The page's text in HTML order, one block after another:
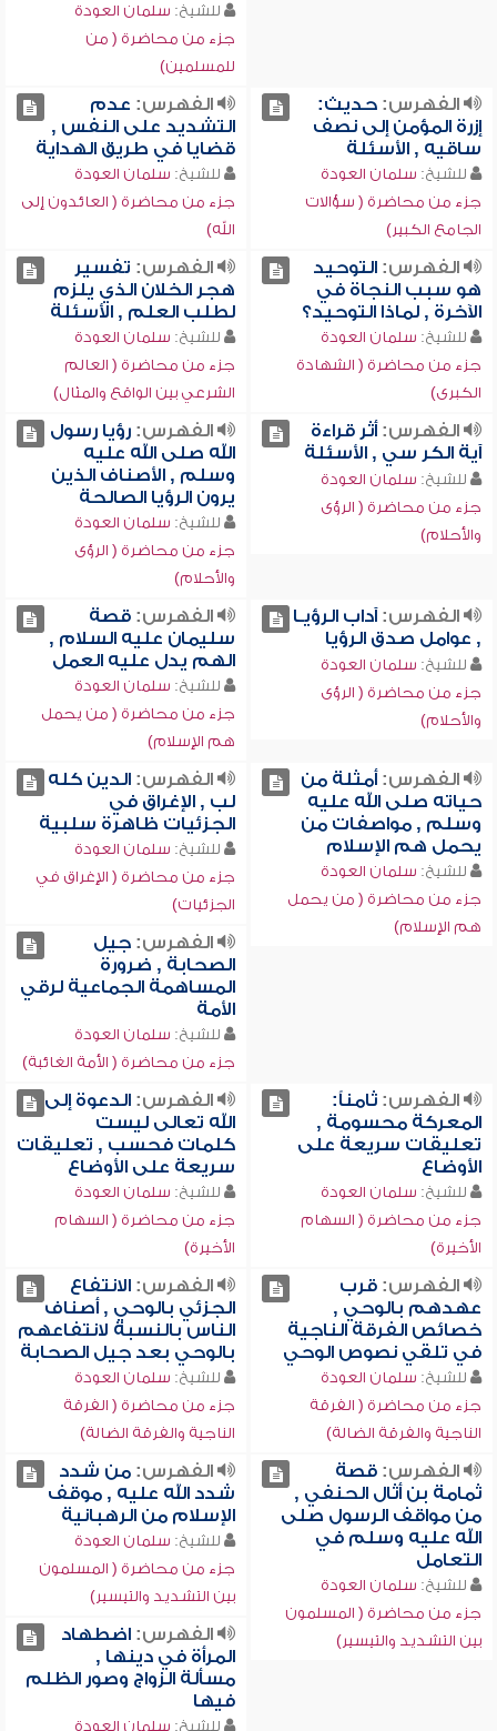
للشيخ: سلمان العودة
جزء من محاضرة ( من
للمسلمين)
الفهرس:حديث:
إزرة المؤمن إلى نصف
ساقيه , الأسئلة
للشيخ: سلمان العودة
جزء من محاضرة ( سؤالات
الجامع الكبير)
الفهرس: عدم
التشديد على النفس ,
قضايا في طريق الهداية
للشيخ: سلمان العودة
جزء من محاضرة ( العائدون إلى
الله)
الفهرس:التوحيد
هو سبب النجاة في
الآخرة , لماذا التوحيد؟
للشيخ: سلمان العودة
جزء من محاضرة ( الشهادة
الكبرى)
الفهرس: تفسير
هجر الخلان الذي يلزم
لطلب العلم , الأسئلة
للشيخ: سلمان العودة
جزء من محاضرة ( العالم
الشرعي بين الواقع والمثال)
الفهرس:أثر قراءة
آية الكر سي , الأسئلة
للشيخ: سلمان العودة
جزء من محاضرة ( الرؤى
والأحلام)
الفهرس:رؤيا رسول
الله صلى الله عليه
وسلم , الأصناف الذين
يرون الرؤيا الصالحة
للشيخ: سلمان العودة
جزء من محاضرة ( الرؤى
والأحلام)
الفهرس:آداب الرؤيـا
, عوامل صدق الرؤيا
للشيخ: سلمان العودة
جزء من محاضرة ( الرؤى
والأحلام)
الفهرس:قصة
سليمان عليه السلام ,
الهم يدل عليه العمل
للشيخ: سلمان العودة
جزء من محاضرة ( من يحمل
هم الإسلام)
الفهرس:أمثلة من
حياته صلى الله عليه
وسلم , مواصفات من
يحمل هم الإسلام
للشيخ: سلمان العودة
جزء من محاضرة ( من يحمل
هم الإسلام)
الفهرس:الدين كله
لب , الإغراق في
الجزئيات ظاهرة سلبية
للشيخ: سلمان العودة
جزء من محاضرة ( الإغراق في
الجزئيات)
الفهرس:جيل
الصحابة , ضرورة
المساهمة الجماعية لرقي
الأمة
للشيخ: سلمان العودة
جزء من محاضرة ( الأمة الغائبة)
الفهرس:ثامناً:
المعركة محسومة ,
تعليقات سريعة على
الأوضاع
للشيخ: سلمان العودة
جزء من محاضرة ( السهام
الأخيرة)
الفهرس:الدعوة إلى
الله تعالى ليست
كلمات فحسب , تعليقات
سريعة على الأوضاع
للشيخ: سلمان العودة
جزء من محاضرة ( السهام
الأخيرة)
الفهرس:قرب
عهدهم بالوحي ,
خصائص الفرقة الناجية
في تلقي نصوص الوحي
للشيخ: سلمان العودة
جزء من محاضرة ( الفرقة
الناجية والفرقة الضالة)
الفهرس:الانتفاع
الجزئي بالوحي , أصناف
الناس بالنسبة لانتفاعهم
بالوحي بعد جيل الصحابة
للشيخ: سلمان العودة
جزء من محاضرة ( الفرقة
الناجية والفرقة الضالة)
الفهرس:قصة
ثمامة بن أثال الحنفي ,
من مواقف الرسول صلى
الله عليه وسلم في
التعامل
للشيخ: سلمان العودة
جزء من محاضرة ( المسلمون
بين التشديد والتيسير)
الفهرس:من شدد
شدد الله عليه , موقف
الإسلام من الرهبانية
للشيخ: سلمان العودة
جزء من محاضرة ( المسلمون
بين التشديد والتيسير)
الفهرس:اضطهاد
المرأة في دينها ,
مسألة الزواج وصور الظلم
فيها
للشيخ: سلمان العودة